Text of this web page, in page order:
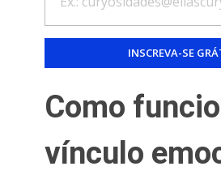
Como
vínculo